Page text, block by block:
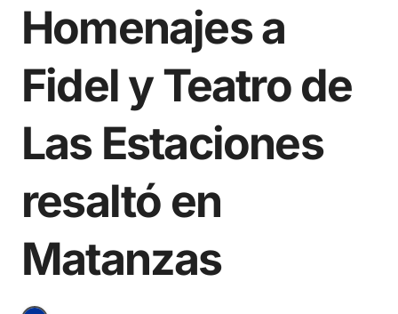
Homenajes a
Fidel y Teatro de
Las Estaciones
resaltó en
Matanzas